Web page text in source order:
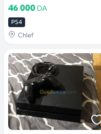
46 000 DA
PS4
Chlef